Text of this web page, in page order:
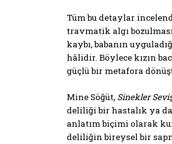
Tüm bu detaylar
travmatik algı
kaybı, babanın
hâlidir. Böylece kızın
güçlü bir metafora
Mine Söğüt, Sinekler
deliliği bir hastalık ya
anlatım biçimi olarak
deliliğin bireysel bir